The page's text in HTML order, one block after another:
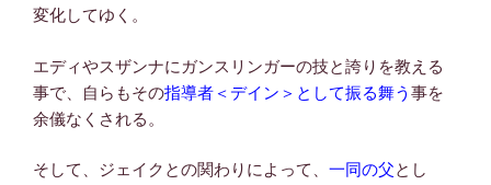
変化してゆく。
エディやスザンナにガンスリンガーの技と誇りを教える
事で、自らもその指導者＜デイン＞として振る舞う 事を
余儀なくされる。
そして、ジェイクとの関わりによって、 一同の父とし